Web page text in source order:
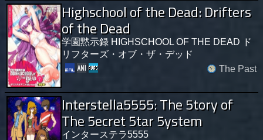
Highschool of the Dead: Drifters
of the Dead
学園黙示録 HIGHSCHOOL OF THE DEAD ド
リフターズ・オブ・ザ・デッド
The Past
Interstella5555: The 5tory of
The 5ecret 5tar 5ystem
インターステラ5555